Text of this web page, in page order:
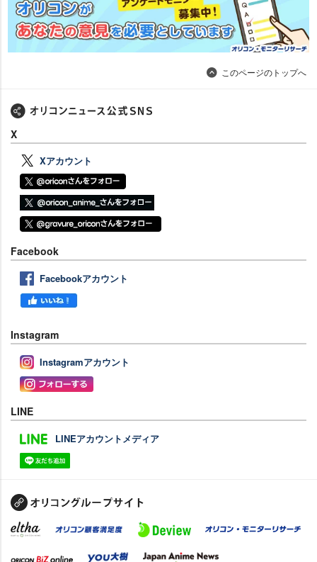
このページのトップへ
X
Xアカウント
Facebook
Facebookアカウント
Instagram
Instagramアカウント
LINE
LINEアカウントメディア